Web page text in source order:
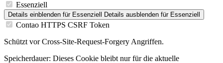
Essenziell
Details einblenden für Essenziell Details ausblenden für Essenziell
Contao HTTPS CSRF Token
Schützt vor Cross-Site-Request-Forgery Angriffen.
Speicherdauer: Dieses Cookie bleibt nur für die aktuelle